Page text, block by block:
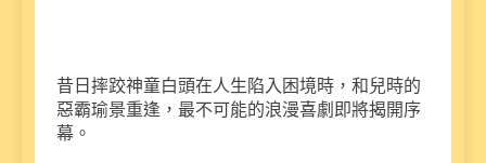
昔日摔跤神童白頭在人生陷入困境時，和兒時的
惡霸瑜景重逢，最不可能的浪漫喜劇即將揭開序
幕。